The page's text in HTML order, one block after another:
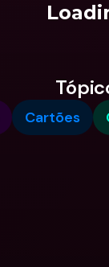
Cartões